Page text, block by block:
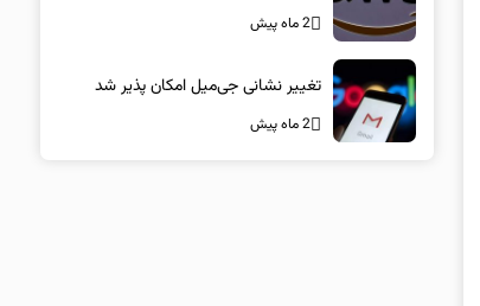
2 ماه پیش
تغییر نشانی جی‌میل امکان پذیر شد
2 ماه پیش